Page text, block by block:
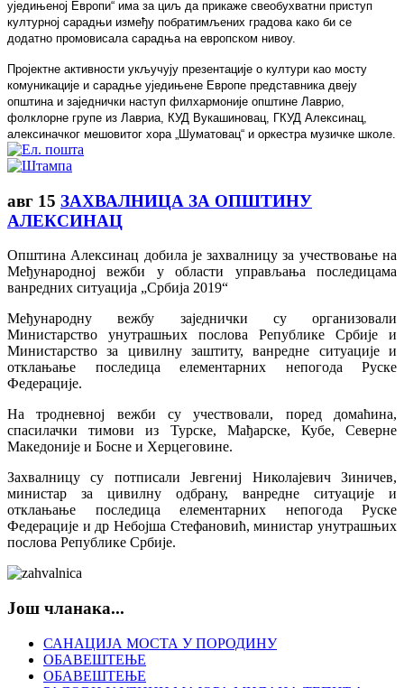
уједињеној Европи“ има за циљ да прикаже свеобухватни приступ
културној сарадњи између побратимљених градова како би се
додатно промовисала сарадња на европском нивоу.
Пројектне активности укључују презентације о култури као мосту
комуникације и сарадње уједињене Европе представника двеју
општина и заједнички наступ филхармоније општине Лаврио,
фолклорне групе из Лавриа, КУД Вукашиновац, ГКУД Алексинац,
алексиначког мешовитог хора „Шуматовац“ и оркестра музичке школе.
авг 15 ЗАХВАЛНИЦА ЗА ОПШТИНУ
АЛЕКСИНАЦ
Општина Алексинац добила је захвалницу за учествовање на
Међународној вежби у области управљања последицама
ванредних ситуација „Србија 2019“
Међународну вежбу заједнички су организовали
Министарство унутрашњих послова Републике Србије и
Министарство за цивилну заштиту, ванредне ситуације и
отклањање последица елементарних непогода Руске
Федерације.
На тродневној вежби су учествовали, поред домаћина,
спасилачки тимови из Турске, Мађарске, Кубе, Северне
Македоније и Босне и Херцеговине.
Захвалницу су потписали Јевгениј Николајевич Зиничев,
министар за цивилну одбрану, ванредне ситуације и
отклањање последица елементарних непогода Руске
Федерације и др Небојша Стефановић, министар унутрашњих
послова Републике Србије.
Још чланака...
САНАЦИЈА МОСТА У ПОРОДИНУ
ОБАВЕШТЕЊЕ
ОБАВЕШТЕЊЕ